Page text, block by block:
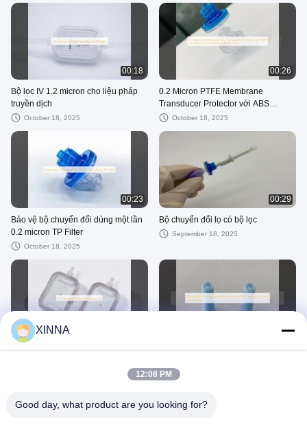
00:18
Bộ lọc IV 1.2 micron cho liệu pháp
truyền dịch
October 18, 2025
00:26
0.2 Micron PTFE Membrane
Transducer Protector với ABS
Housing cho các dòng máu lọc máu
October 18, 2025
00:23
Bảo vệ bộ chuyển đổi dùng một lần
0.2 micron TP Filter
October 18, 2025
00:29
Bộ chuyển đổi lọ có bộ lọc
September 18, 2025
1Bộ lọc tiêm 2 micron IV
00:22
Một lần sử dụng Priming Cap với bộ
rẻ
September 02, 2025
XINNA
12:08 PM
Good day, what product are you looking for?